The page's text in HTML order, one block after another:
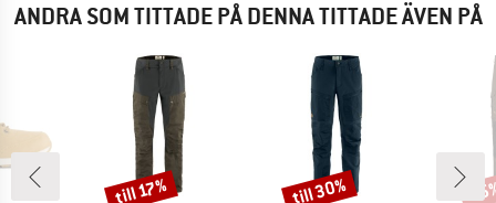
ANDRA SOM TITTADE PÅ DENNA TITTADE ÄVEN PÅ
Rabatt
till 17% Rabatt
till 30%